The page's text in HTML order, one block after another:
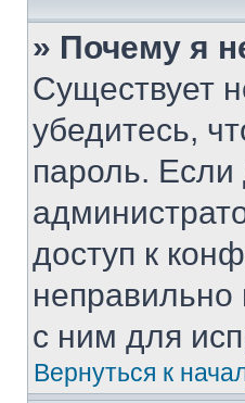
» Почему я
Существует
убедитесь,
пароль.
доступ к
с ним для
Вернуться к